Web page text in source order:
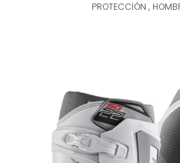
PROTECCIÓN ,